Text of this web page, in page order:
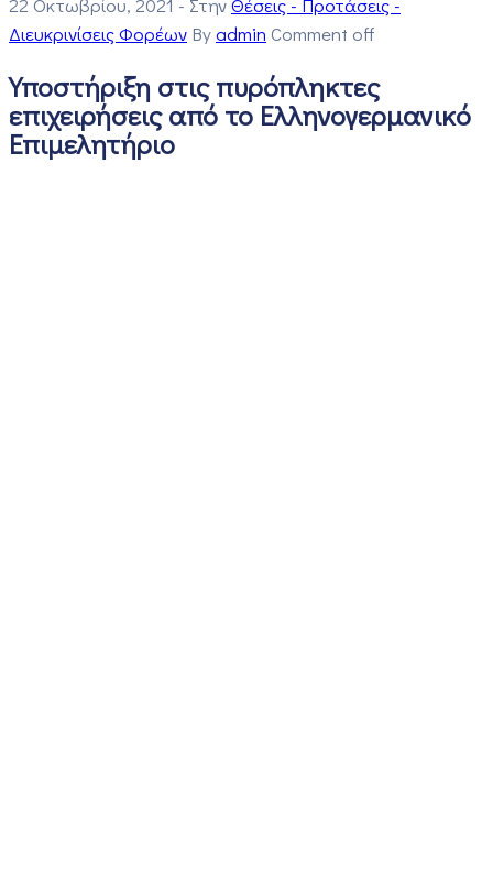
Διευκρινίσεις Φορέων Byadmin Comment off
Υποστήριξη στις πυρόπληκτες
επιχειρήσεις από το Ελληνογερμανικό
Επιμελητήριο